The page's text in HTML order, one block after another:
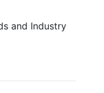
and Industry